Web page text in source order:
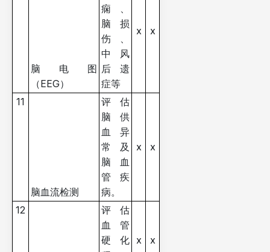
脑电图
（EEG）
痫、
脑损
伤、
中风
后遗
症等
x x
11
脑血流检测
评估
脑供
血异
常及
脑血
管疾
病。
x x
12
评估
血管
硬化 x x